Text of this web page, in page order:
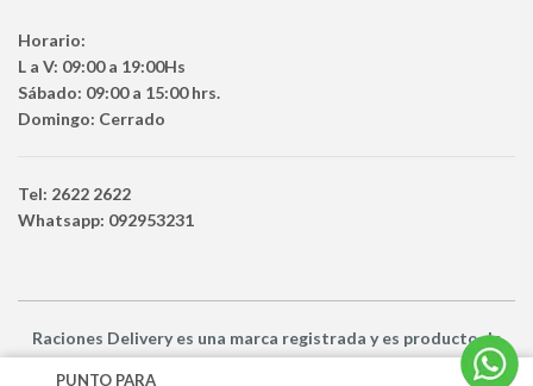
Horario:
L a V: 09:00 a 19:00Hs
Sábado: 09:00 a 15:00 hrs.
Domingo: Cerrado
Tel: 2622 2622
Whatsapp: 092953231
Raciones Deliveryes una marca registrada y es productode
Netbuy Uruguay SRL -© Todos los derechos reservados
PUNTO PARA